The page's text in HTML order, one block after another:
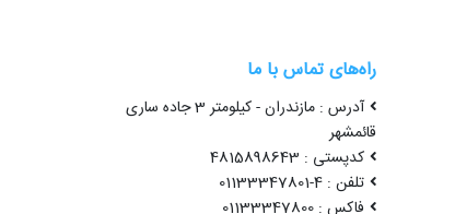
راه‌های تماس با ما
آدرس : مازندران - کیلومتر 3 جاده ساری
قائمشهر
کدپستی : 4815898643
تلفن : 4-01133347801
فاکس : 01133347800